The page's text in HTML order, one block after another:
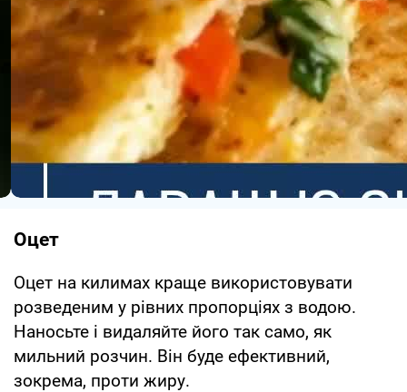
Оцет
Оцет на килимах краще використовувати
розведеним у рівних пропорціях з водою.
Наносьте і видаляйте його так само, як
мильний розчин. Він буде ефективний,
зокрема, проти жиру.